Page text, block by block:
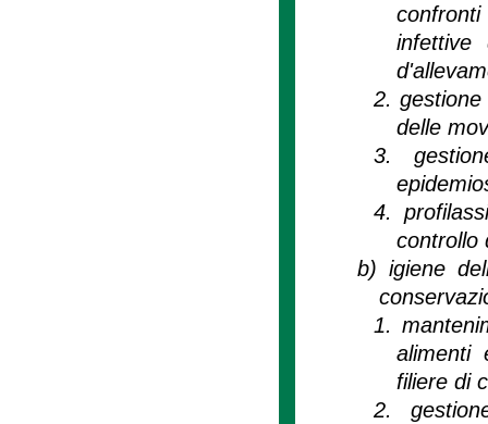
confronti
infettive
2.
delle
3.
4.
controllo
b) igiene
1.
alimenti
filiere di
2.